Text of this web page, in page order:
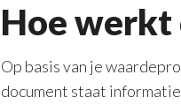
Hoe werkt
Op basis van je
document staat